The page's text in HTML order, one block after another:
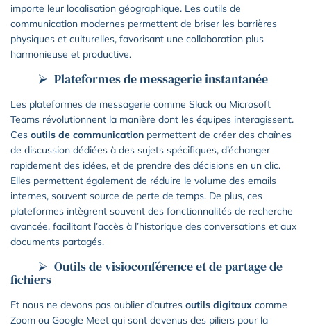
importe leur localisation géographique. Les outils de
communication modernes permettent de briser les barrières
physiques et culturelles, favorisant une collaboration plus
harmonieuse et productive.
Plateformes de messagerie instantanée
Les plateformes de messagerie comme Slack ou Microsoft
Teams révolutionnent la manière dont les équipes interagissent.
Ces outils de communication permettent de créer des chaînes
de discussion dédiées à des sujets spécifiques, d’échanger
rapidement des idées, et de prendre des décisions en un clic.
Elles permettent également de réduire le volume des emails
internes, souvent source de perte de temps. De plus, ces
plateformes intègrent souvent des fonctionnalités de recherche
avancée, facilitant l’accès à l’historique des conversations et aux
documents partagés.
Outils de visioconférence et de partage de
fichiers
Et nous ne devons pas oublier d’autres outils digitaux comme
Zoom ou Google Meet qui sont devenus des piliers pour la